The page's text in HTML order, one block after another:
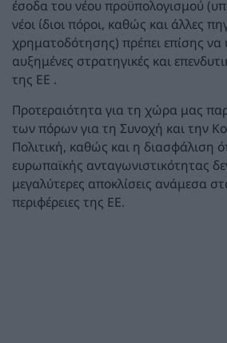
έσοδα του νέου προϋπολογισμού
νέοι ίδιοι πόροι, καθώς και άλλες
χρηματοδότησης) πρέπει επίσης να
αυξημένες στρατηγικές και
της ΕΕ .
Προτεραιότητα για τη χώρα μας
των πόρων για τη Συνοχή και την
Πολιτική, καθώς και η διασφάλιση
ευρωπαϊκής ανταγωνιστικότητας
μεγαλύτερες αποκλίσεις ανάμεσα
περιφέρειες της ΕΕ.